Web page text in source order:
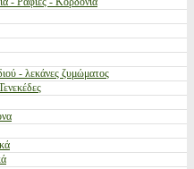
- λεκάνες ζυμώματος